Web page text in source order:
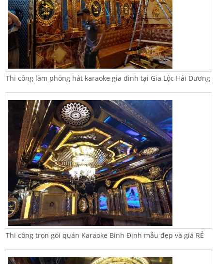
Thi công làm phòng hát karaoke gia đình tại Gia Lộc Hải Dương
Thi công trọn gói quán Karaoke Bình Định mẫu đẹp và giá RẺ